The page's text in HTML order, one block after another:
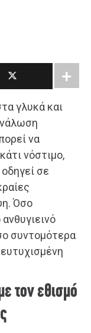
γλυκά και
να
νόστιμο,
σε
Όσο
συντομότερα
τον εθισμό